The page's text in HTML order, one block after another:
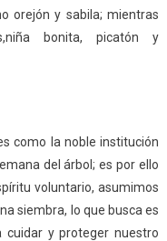
orejón y sabila; mientras
bonita, picatón y
como la noble institución
del árbol; es por ello
voluntario, asumimos
siembra, lo que busca es
cuidar y proteger nuestro